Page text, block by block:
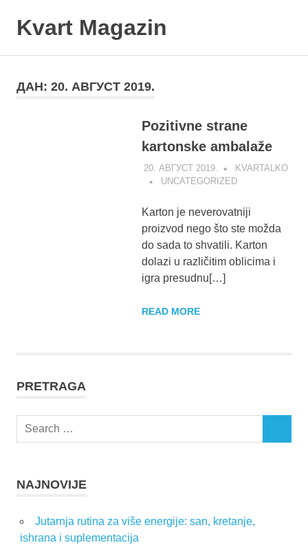
Kvart Magazin
vas!
ДАН: 20. АВГУСТ 2019.
Pozitivne strane
kartonske ambalaže
20. АВГУСТ 2019.
KVARTALKO
UNCATEGORIZED
Karton je neverovatniji
proizvod nego što ste možda
do sada to shvatili. Karton
dolazi u različitim oblicima i
igra presudnu[…]
READ MORE
PRETRAGA
Search
NAJNOVIJE
Jutarnja rutina za više energije: san, kretanje,
ishrana i suplementacija